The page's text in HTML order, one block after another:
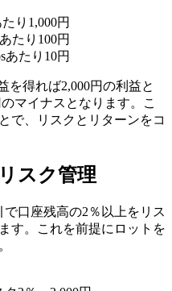
り1,000円
たり100円
あたり10円
を得れば2,000円の利益と
マイナスとなります。こ
で、リスクとリターンをコ
スク管理
で口座残高の2％以上をリス
す。これを前提にロットを